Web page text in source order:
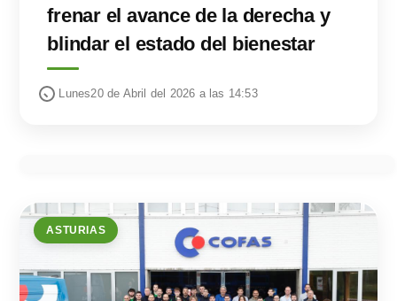
frenar el avance de la derecha y
blindar el estado del bienestar
Lunes20 de Abril del 2026 a las 14:53
ASTURIAS